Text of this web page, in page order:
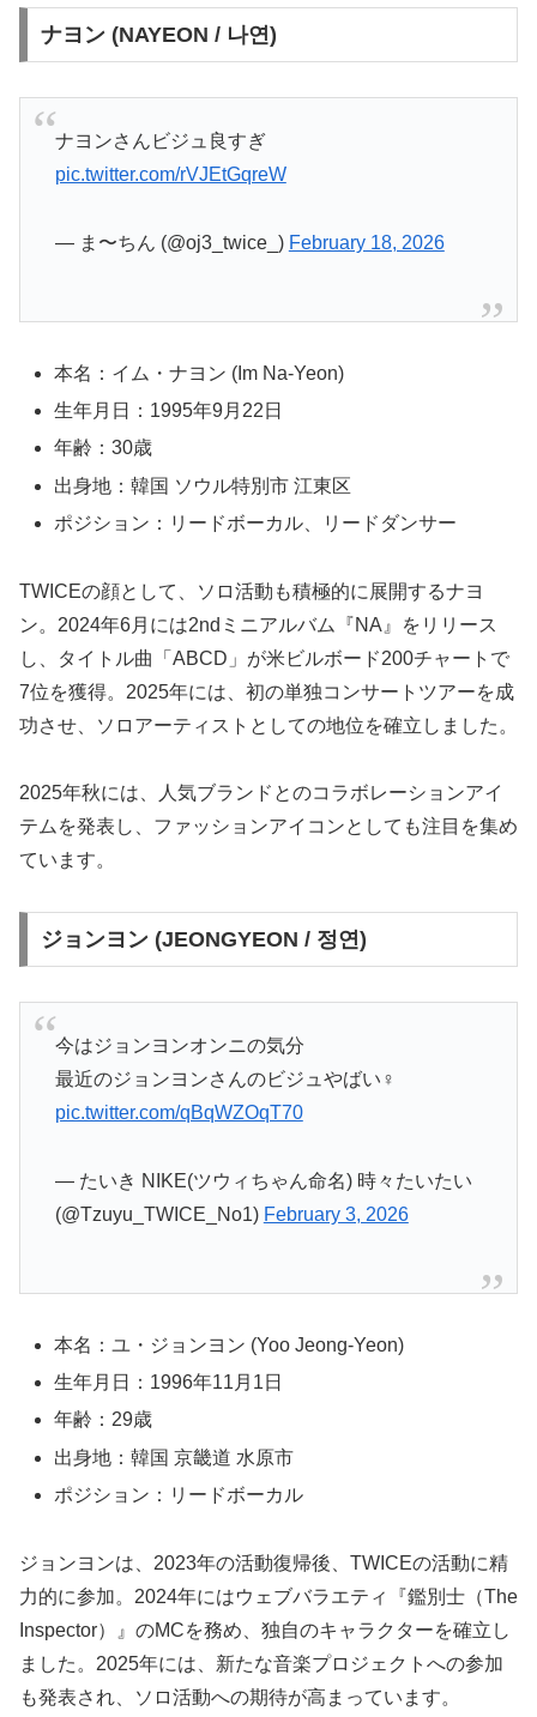
ナヨン (NAYEON / 나연)
ナヨンさんビジュ良すぎ
pic.twitter.com/rVJEtGqreW
— ま〜ちん (@oj3_twice_) February 18, 2026
本名：イム・ナヨン (Im Na-Yeon)
生年月日：1995年9月22日
年齢：30歳
出身地：韓国 ソウル特別市 江東区
ポジション：リードボーカル、リードダンサー
TWICEの顔として、ソロ活動も積極的に展開するナヨ
ン。2024年6月には2ndミニアルバム『NA』をリリース
し、タイトル曲「ABCD」が米ビルボード200チャートで
7位を獲得。2025年には、初の単独コンサートツアーを成
功させ、ソロアーティストとしての地位を確立しました。
2025年秋には、人気ブランドとのコラボレーションアイ
テムを発表し、ファッションアイコンとしても注目を集め
ています。
ジョンヨン (JEONGYEON / 정연)
今はジョンヨンオンニの気分
最近のジョンヨンさんのビジュやばい‍♀️
pic.twitter.com/qBqWZOqT70
— たいき NIKE(ツウィちゃん命名) 時々たいたい
(@Tzuyu_TWICE_No1) February 3, 2026
本名：ユ・ジョンヨン (Yoo Jeong-Yeon)
生年月日：1996年11月1日
年齢：29歳
出身地：韓国 京畿道 水原市
ポジション：リードボーカル
ジョンヨンは、2023年の活動復帰後、TWICEの活動に精
力的に参加。2024年にはウェブバラエティ『鑑別士（The
Inspector）』のMCを務め、独自のキャラクターを確立し
ました。2025年には、新たな音楽プロジェクトへの参加
も発表され、ソロ活動への期待が高まっています。